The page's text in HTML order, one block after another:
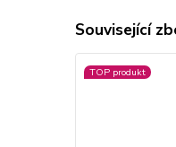
Související
TOP produkt